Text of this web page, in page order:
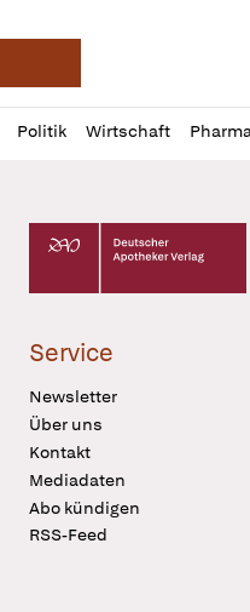
Deutsche
Politik Wirtschaft
Profil
öffnen
Daz
Pur
Deutscher Apotheker
Service
Newsletter
Über uns
Kontakt
Mediadaten
Abo kündigen
RSS-Feed